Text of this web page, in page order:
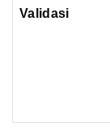
Validasi